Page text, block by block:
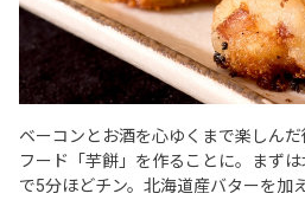
ベーコンとお酒を心ゆくまで楽しん
フード「芋餅」を作ることに。まず
で5分ほどチン。北海道産バターを加